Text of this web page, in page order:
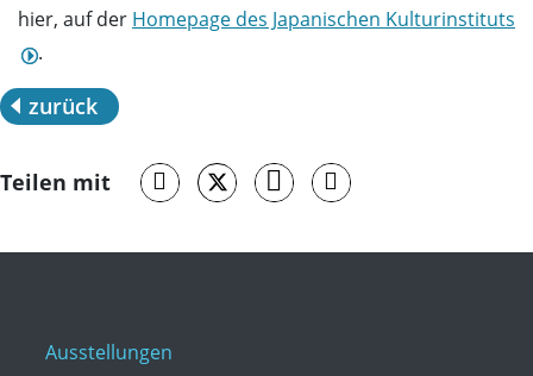
hier, auf der Homepage des Japanischen Kulturinstituts
.
zurück
Teilen mit
Ausstellungen